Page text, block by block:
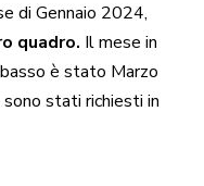
di Gennaio 2024,
quadro. Il mese in
è stato Marzo
stati richiesti in